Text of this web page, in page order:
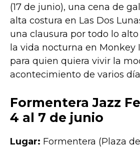
(17 de junio), una cena de
alta costura en Las Dos
una clausura por todo lo
la vida nocturna en Monkey
para quien quiera vivir la
acontecimiento de varios
Formentera Jazz
4 al 7 de junio
Lugar: Formentera (Plaza